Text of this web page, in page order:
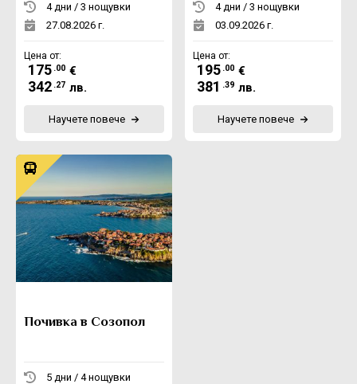
4 дни / 3 нощувки
27.08.2026 г.
Цена от:
175 .00 €
342 .27 лв.
Научете повече
4 дни / 3 нощувки
03.09.2026 г.
Цена от:
195 .00 €
381 .39 лв.
Научете повече
Почивка в Созопол
5 дни / 4 нощувки